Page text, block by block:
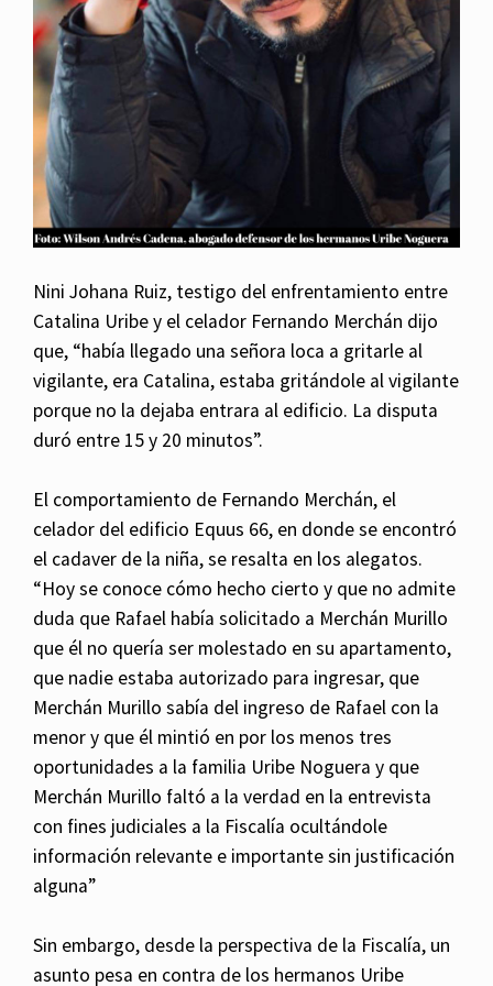
Nini Johana Ruiz, testigo del enfrentamiento entre
Catalina Uribe y el celador Fernando Merchán dijo
que, “había llegado una señora loca a gritarle al
vigilante, era Catalina, estaba gritándole al vigilante
porque no la dejaba entrara al edificio. La disputa
duró entre 15 y 20 minutos”.
El comportamiento de Fernando Merchán, el
celador del edificio Equus 66, en donde se encontró
el cadaver de la niña, se resalta en los alegatos.
“Hoy se conoce cómo hecho cierto y que no admite
duda que Rafael había solicitado a Merchán Murillo
que él no quería ser molestado en su apartamento,
que nadie estaba autorizado para ingresar, que
Merchán Murillo sabía del ingreso de Rafael con la
menor y que él mintió en por los menos tres
oportunidades a la familia Uribe Noguera y que
Merchán Murillo faltó a la verdad en la entrevista
con fines judiciales a la Fiscalía ocultándole
información relevante e importante sin justificación
alguna”
Sin embargo, desde la perspectiva de la Fiscalía, un
asunto pesa en contra de los hermanos Uribe